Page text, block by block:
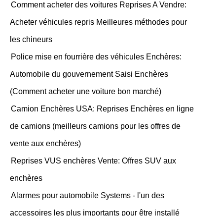
Comment acheter des voitures Reprises A Vendre:
Acheter véhicules repris Meilleures méthodes pour
les chineurs
Police mise en fourrière des véhicules Enchères:
Automobile du gouvernement Saisi Enchères
(Comment acheter une voiture bon marché)
Camion Enchères USA: Reprises Enchères en ligne
de camions (meilleurs camions pour les offres de
vente aux enchères)
Reprises VUS enchères Vente: Offres SUV aux
enchères
Alarmes pour automobile Systems - l'un des
accessoires les plus importants pour être installé